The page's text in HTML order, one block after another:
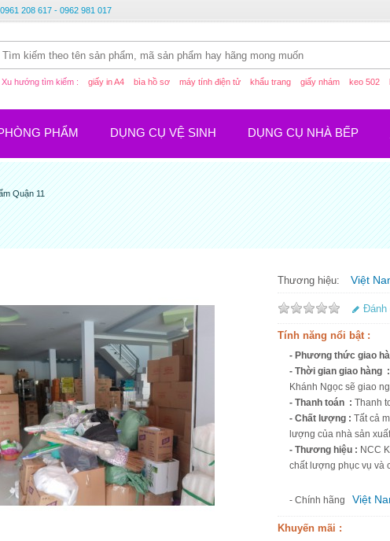
208 617 - 0962 981 017
Xu hướng tìm kiếm : giấy in A4 bìa hồ sơ máy tính điện tử khẩu trang giấy nhám keo 502
PHẨM DỤNG CỤ VỆ SINH DỤNG CỤ NHÀ BẾP
Quận 11
Thương hiệu: Việt
Đánh
Tính năng nổi bật :
- Phương thức giao
- Thời gian giao hàng :
Khánh Ngọc sẽ giao
- Thanh toán : Thanh
- Chất lượng : Tất cả
lượng của nhà sản xuất
- Thương hiệu : NCC
chất lượng phục vụ và
- Chính hãng Việt
Khuyến mãi :